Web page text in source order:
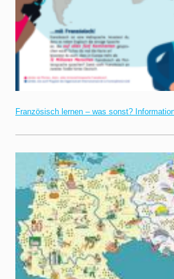
Französisch lernen – was sonst?